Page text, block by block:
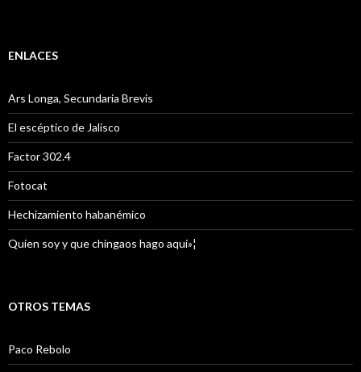
ENLACES
Ars Longa, Secundaria Brevis
El escéptico de Jalisco
Factor 302.4
Fotocat
Hechizamiento habanémico
Quien soy y que chingaos hago aquí»¦
OTROS TEMAS
Paco Rebolo